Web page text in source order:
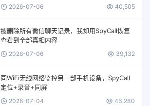
2026-07-06 40,505
被删除所有微信聊天记录，我却用SpyCall恢复
查看到全部真相内容
2026-07-06 39,132
同WiFi无线网络监控另一部手机设备，SpyCall
定位+录音+同屏
2026-07-04 46,280